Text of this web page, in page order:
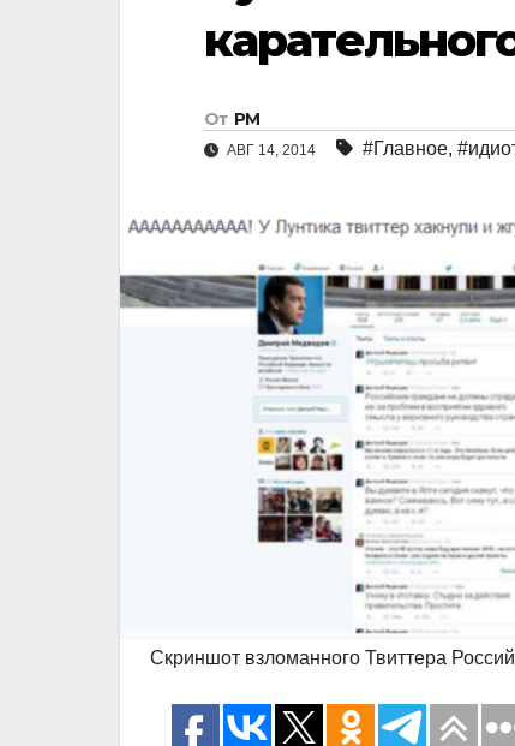
От РМ
АВГ 14, 2014 #Главное,
Скриншот взломанного Твиттера